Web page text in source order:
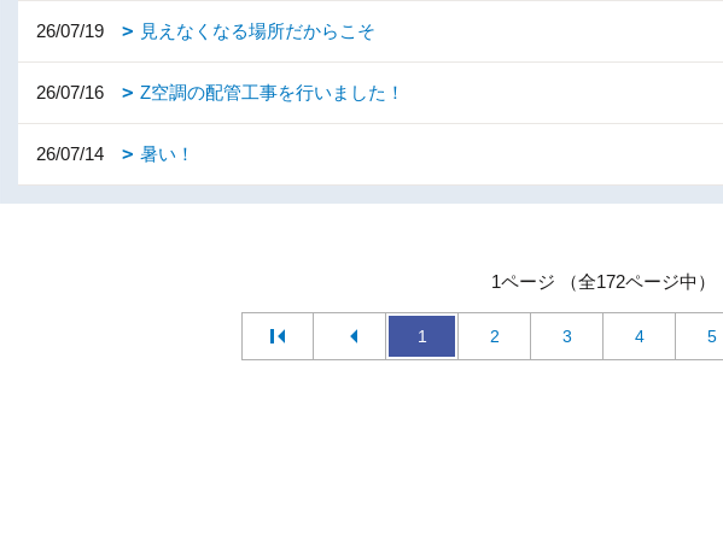
26/07/19 見えなくなる場所だからこそ
26/07/16 Z空調の配管工事を行いました！
26/07/14 暑い！
1ページ （全172ページ中）
1 2 3 4 5